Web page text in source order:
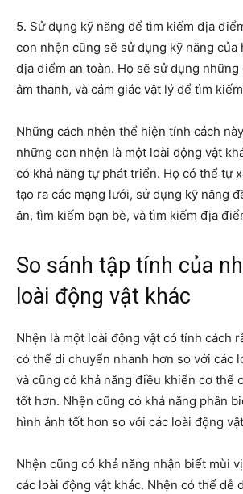
5. Sử dụng kỹ năng để tìm kiếm địa
con nhện cũng sẽ sử dụng kỹ năng của
địa điểm an toàn. Họ sẽ sử dụng những
âm thanh, và cảm giác vật lý để tìm
Những cách nhện thể hiện tính cách
những con nhện là một loài động vật
có khả năng tự phát triển. Họ có thể tự
tạo ra các mạng lưới, sử dụng kỹ năng
ăn, tìm kiếm bạn bè, và tìm kiếm địa
So sánh tập tính của
loài động vật khác
Nhện là một loài động vật có tính cách
có thể di chuyển nhanh hơn so với các
và cũng có khả năng điều khiển cơ thể
tốt hơn. Nhện cũng có khả năng phân
hình ảnh tốt hơn so với các loài động
Nhện cũng có khả năng nhận biết mùi
các loài động vật khác. Nhện có thể dễ